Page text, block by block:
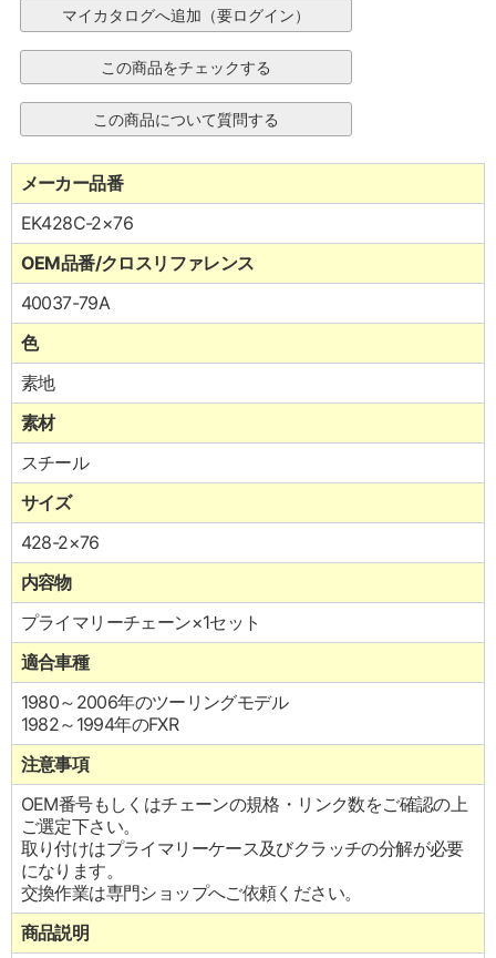
メーカー品番
EK428C-2×76
OEM品番/クロスリファレンス
40037-79A
色
素地
素材
スチール
サイズ
428-2×76
内容物
プライマリーチェーン×1セット
適合車種
1980～2006年のツーリングモデル
1982～1994年のFXR
注意事項
OEM番号もしくはチェーンの規格・リンク数をご確認の上
ご選定下さい。
取り付けはプライマリーケース及びクラッチの分解が必要
になります。
交換作業は専門ショップへご依頼ください。
商品説明